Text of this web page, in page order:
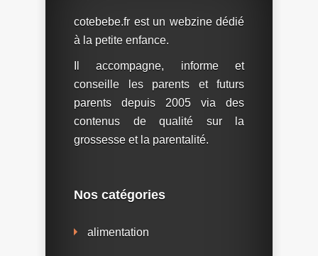
cotebebe.fr est un webzine dédié
à la petite enfance.
Il accompagne, informe et
conseille les parents et futurs
parents depuis 2005 via des
contenus de qualité sur la
grossesse et la parentalité.
Nos catégories
alimentation